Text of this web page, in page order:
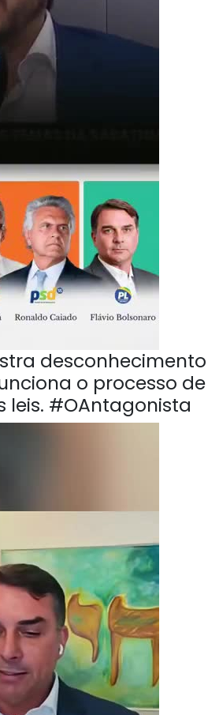
desconhecimento
o processo de
leis. #OAntagonista